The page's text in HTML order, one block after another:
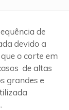
de
devido a
o corte em
de altas
grandes e